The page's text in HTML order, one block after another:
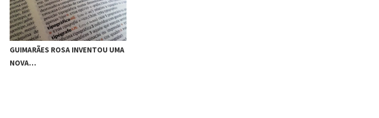
GUIMARÃES ROSA INVENTOU UMA
NOVA…